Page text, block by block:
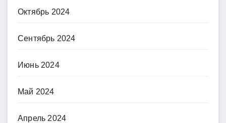
Октябрь 2024
Сентябрь 2024
Июнь 2024
Май 2024
Апрель 2024